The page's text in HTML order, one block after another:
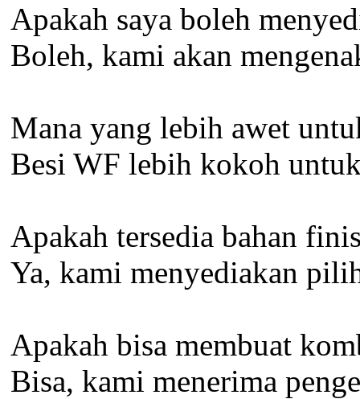
Apakah saya boleh
Boleh, kami akan
Mana yang lebih awet
Besi WF lebih kokoh
Apakah tersedia bahan
Ya, kami menyediakan
Apakah bisa membuat
Bisa, kami menerima